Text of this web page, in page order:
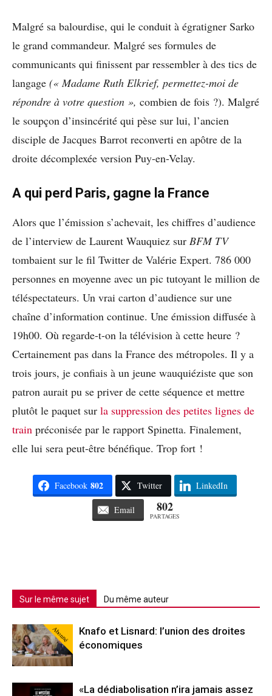
Malgré sa balourdise, qui le conduit à égratigner Sarko
le grand commandeur. Malgré ses formules de
communicants qui finissent par ressembler à des tics de
langage (« Madame Ruth Elkrief, permettez-moi de
répondre à votre question », combien de fois ?). Malgré
le soupçon d’insincérité qui pèse sur lui, l’ancien
disciple de Jacques Barrot reconverti en apôtre de la
droite décomplexée version Puy-en-Velay.
A qui perd Paris, gagne la France
Alors que l’émission s’achevait, les chiffres d’audience
de l’interview de Laurent Wauquiez sur BFM TV
tombaient sur le fil Twitter de Valérie Expert. 786 000
personnes en moyenne avec un pic tutoyant le million de
téléspectateurs. Un vrai carton d’audience sur une
chaîne d’information continue. Une émission diffusée à
19h00. Où regarde-t-on la télévision à cette heure ?
Certainement pas dans la France des métropoles. Il y a
trois jours, je confiais à un jeune wauquiéziste que son
patron aurait pu se priver de cette séquence et mettre
plutôt le paquet sur la suppression des petites lignes de
train préconisée par le rapport Spinetta. Finalement,
elle lui sera peut-être bénéfique. Trop fort !
Facebook 802 Twitter LinkedIn
Email 802
PARTAGES
Sur le même sujet Du même auteur
Abonné
Knafo et Lisnard: l’union des droites
économiques
«La dédiabolisation n’ira jamais assez